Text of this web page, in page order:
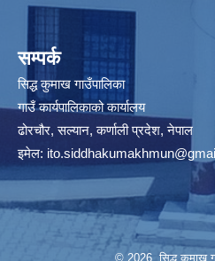
सम्पर्क
सिद्ध कुमाख गाउँपालिका
गाउँ कार्यपालिकाको कार्यालय
ढोरचौर, सल्यान, कर्णाली प्रदेश, नेपाल
इमेल:
© 2026 सिद्ध कुमाख